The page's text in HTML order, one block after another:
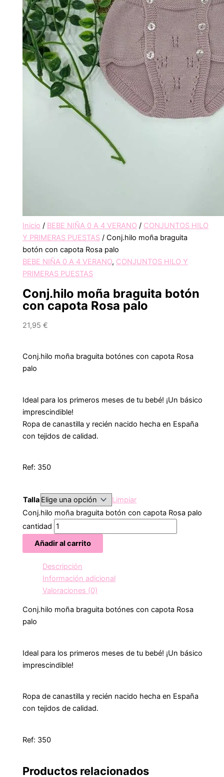
Inicio / BEBE NIÑA 0 A 4 VERANO / CONJUNTOS HILO
Y PRIMERAS PUESTAS / Conj.hilo moña braguita
botón con capota Rosa palo
BEBE NIÑA 0 A 4 VERANO, CONJUNTOS HILO Y
PRIMERAS PUESTAS
Conj.hilo moña braguita botón
con capota Rosa palo
21,95€
Conj.hilo moña braguita botónes con capota Rosa
palo
Ideal para los primeros meses de tu bebé! ¡Un básico
imprescindible!
Ropa de canastilla y recién nacido hecha en España
con tejidos de calidad.
Ref: 350
Talla
Limpiar
Conj.hilo moña braguita botón con capota Rosa palo
cantidad
Añadir al carrito
Descripción
Información adicional
Valoraciones (0)
Conj.hilo moña braguita botónes con capota Rosa
palo
Ideal para los primeros meses de tu bebé! ¡Un básico
imprescindible!
Ropa de canastilla y recién nacido hecha en España
con tejidos de calidad.
Ref: 350
Productos relacionados